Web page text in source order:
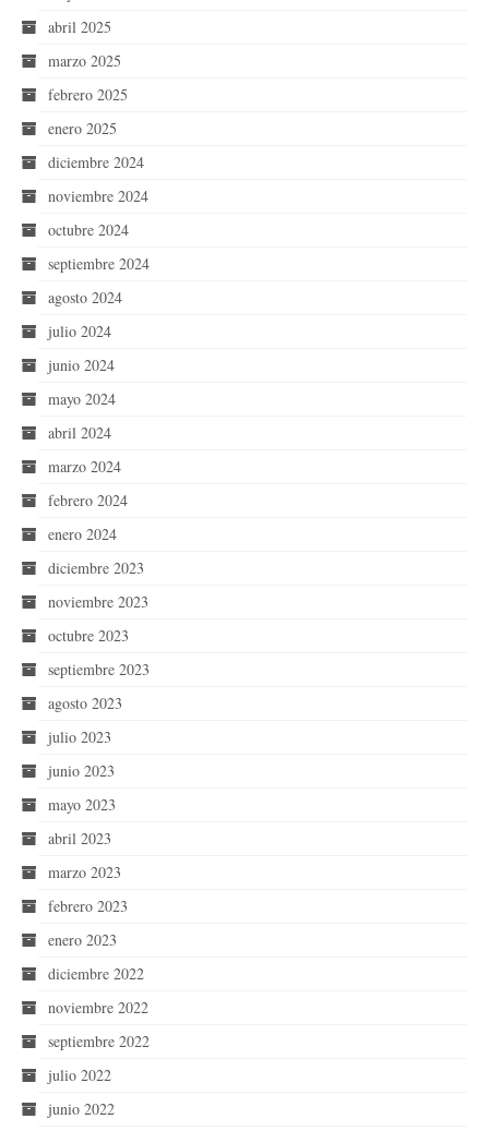
abril 2025
marzo 2025
febrero 2025
enero 2025
diciembre 2024
noviembre 2024
octubre 2024
septiembre 2024
agosto 2024
julio 2024
junio 2024
mayo 2024
abril 2024
marzo 2024
febrero 2024
enero 2024
diciembre 2023
noviembre 2023
octubre 2023
septiembre 2023
agosto 2023
julio 2023
junio 2023
mayo 2023
abril 2023
marzo 2023
febrero 2023
enero 2023
diciembre 2022
noviembre 2022
septiembre 2022
julio 2022
junio 2022